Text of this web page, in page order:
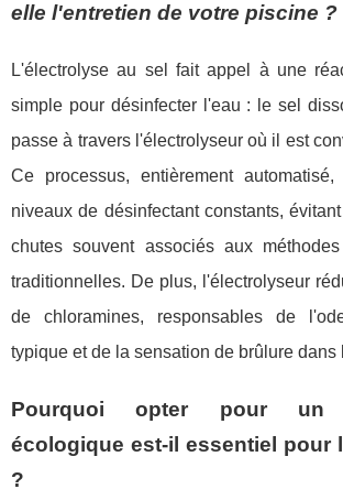
elle l'entretien de votre piscine ?
L'électrolyse au sel fait appel à une
simple pour désinfecter l'eau : le sel
passe à travers l'électrolyseur où il est
Ce processus, entièrement
niveaux de désinfectant constants,
chutes souvent associés aux
traditionnelles. De plus, l'électrolyseur
de chloramines, responsables de
typique et de la sensation de brûlure dans
Pourquoi opter pour un
écologique est-il essentiel pour
?